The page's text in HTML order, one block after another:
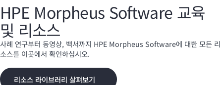
HPE Morpheus Software 교육
및 리소스
사례 연구부터 동영상, 백서까지 HPE Morpheus Software에 대한 모든 리
소스를 이곳에서 확인하십시오.
리소스 라이브러리 살펴보기